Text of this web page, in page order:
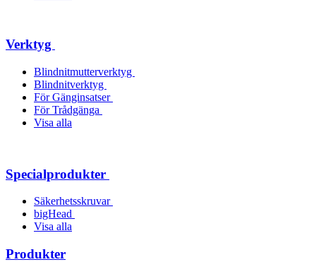
Verktyg
Blindnitmutterverktyg
Blindnitverktyg
För Gänginsatser
För Trådgänga
Visa alla
Specialprodukter
Säkerhetsskruvar
bigHead
Visa alla
Produkter